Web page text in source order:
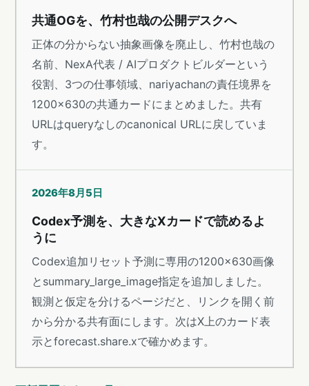
共通OGを、竹村也哉の公開デスクへ
正体の分からない抽象画像を廃止し、竹村也哉の
名前、NexA代表 / AIプロダクトビルダーという
役割、3つの仕事領域、nariyachanの責任境界を
1200×630の共通カードにまとめました。共有
URLはqueryなしのcanonical URLに戻していま
す。
2026年8月5日
Codex予測を、大きなXカードで読めるよ
うに
Codex追加リセット予測に専用の1200×630画像
とsummary_large_image指定を追加しました。
観測と仮定を分けるページだと、リンクを開く前
から分かる共有面にします。次はX上のカード表
示とforecast.share.xで確かめます。